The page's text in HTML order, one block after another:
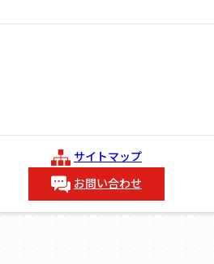
サイトマップ
お問い合わせ